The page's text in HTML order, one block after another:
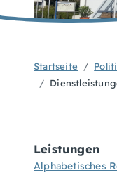
Startseite
Leistungen
Alphabetisches